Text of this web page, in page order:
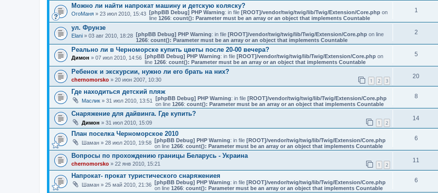
Можно ли найти напрокат машину и детскую коляску?
ОгоМаня » 23 июл 2010, 15:43 [phpBB Debug] PHP Warning: in file [ROOT]/vendor/twig/twig/lib/Twig/Extension/Core.phpon
line 1266: count(): Parameter must be an array or an object that implements Countable
1
ул. Фрунзе
Elani » 03 авг 2010, 18:28 [phpBB Debug] PHP Warning: in file [ROOT]/vendor/twig/twig/lib/Twig/Extension/Core.phpon line
1266: count(): Parameter must be an array or an object that implements Countable
2
Реально ли в Черноморске купить цветы после 20-00 вечера?
Димон » 07 июл 2010, 14:56 [phpBB Debug] PHP Warning: in file [ROOT]/vendor/twig/twig/lib/Twig/Extension/Core.phpon
line 1266: count(): Parameter must be an array or an object that implements Countable
5
Ребенок и экскурсии, нужно ли его брать на них?
chernomorsko » 20 июн 2007, 10:30 1 2 3
20
Где находиться детский пляж
Маслик » 31 июл 2010, 13:51 [phpBB Debug] PHP Warning: in file [ROOT]/vendor/twig/twig/lib/Twig/Extension/Core.php
on line 1266: count(): Parameter must be an array or an object that implements Countable
8
Снаряжение для дайвинга. Где купить?
Димон » 31 июл 2010, 15:09 1 2
14
План поселка Черноморское 2010
Шаман » 28 июл 2010, 19:58 [phpBB Debug] PHP Warning: in file [ROOT]/vendor/twig/twig/lib/Twig/Extension/Core.php
on line 1266: count(): Parameter must be an array or an object that implements Countable
6
Вопросы по прохождению границы Беларусь - Украина
chernomorsko » 22 янв 2010, 15:21 1 2
11
Напрокат- прокат туристического снаряжениея
Шаман » 25 май 2010, 21:36 [phpBB Debug] PHP Warning: in file [ROOT]/vendor/twig/twig/lib/Twig/Extension/Core.php
on line 1266: count(): Parameter must be an array or an object that implements Countable
6